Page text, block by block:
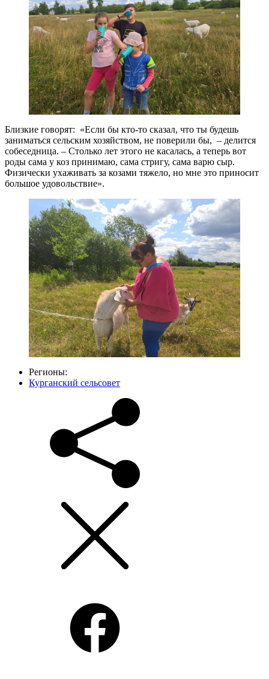
Близкие говорят: «Если бы кто-то сказал, что ты будешь
заниматься сельским хозяйством, не поверили бы, – делится
собеседница. – Столько лет этого не касалась, а теперь вот
роды сама у коз принимаю, сама стригу, сама варю сыр.
Физически ухаживать за козами тяжело, но мне это приносит
большое удовольствие».
Регионы:
Курганский сельсовет